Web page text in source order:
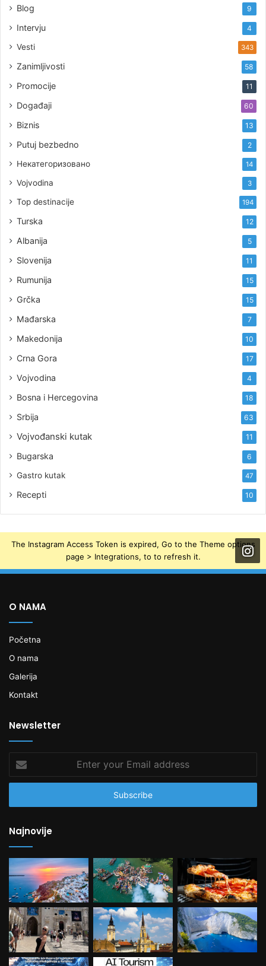
Blog 9
Intervju 4
Vesti 343
Zanimljivosti 58
Promocije 11
Događaji 60
Biznis 13
Putuj bezbedno 2
Некатегоризовано 14
Vojvodina 3
Top destinacije 194
Turska 12
Albanija 5
Slovenija 11
Rumunija 15
Grčka 15
Mađarska 7
Makedonija 10
Crna Gora 17
Vojvodina 4
Bosna i Hercegovina 18
Srbija 63
Vojvođanski kutak 11
Bugarska 6
Gastro kutak 47
Recepti 10
The Instagram Access Token is expired, Go to the Theme options
page > Integrations, to to refresh it.
O NAMA
Početna
O nama
Galerija
Kontakt
Newsletter
your
Email
Najnovije